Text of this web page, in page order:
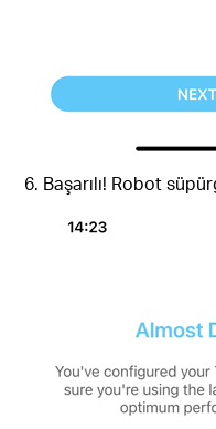
6. Başarılı! Robot